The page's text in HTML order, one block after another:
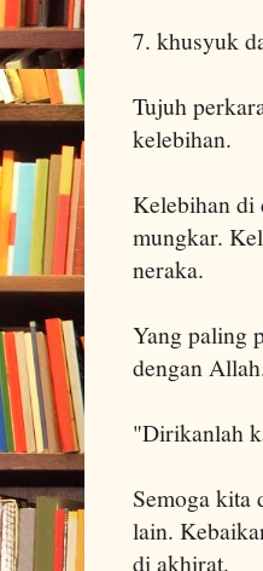
7. khusyuk
Tujuh
kelebihan.
Kelebihan di
mungkar.
neraka.
Yang paling
dengan
"Dirikanlah
Semoga kita
lain.
di akhirat.